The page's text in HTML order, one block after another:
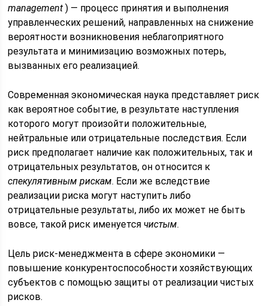
management ) — процесс принятия и выполнения
управленческих решений, направленных на снижение
вероятности возникновения неблагоприятного
результата и минимизацию возможных потерь,
вызванных его реализацией.
Современная экономическая наука представляет риск
как вероятное событие, в результате наступления
которого могут произойти положительные,
нейтральные или отрицательные последствия. Если
риск предполагает наличие как положительных, так и
отрицательных результатов, он относится к
спекулятивным рискам. Если же вследствие
реализации риска могут наступить либо
отрицательные результаты, либо их может не быть
вовсе, такой риск именуется чистым.
Цель риск-менеджмента в сфере экономики —
повышение конкурентоспособности хозяйствующих
субъектов с помощью защиты от реализации чистых
рисков.